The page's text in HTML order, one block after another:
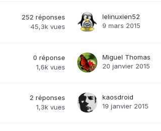
252 réponses
45,3k vues
lelinuxien52
9 mars 2015
0 réponse
1,6k vues
Miguel Thomas
20 janvier 2015
2 réponses
1,3k vues
kaosdroid
19 janvier 2015